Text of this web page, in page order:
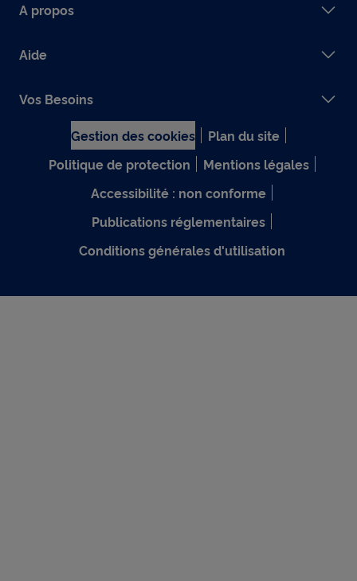
A propos
Aide
Vos Besoins
Gestion des cookies
Plan du site
Politique de protection
Mentions légales
Accessibilité : non conforme
Publications réglementaires
Conditions générales d'utilisation